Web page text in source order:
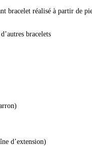
bracelet réalisé à partir de
bracelets
d’extension)